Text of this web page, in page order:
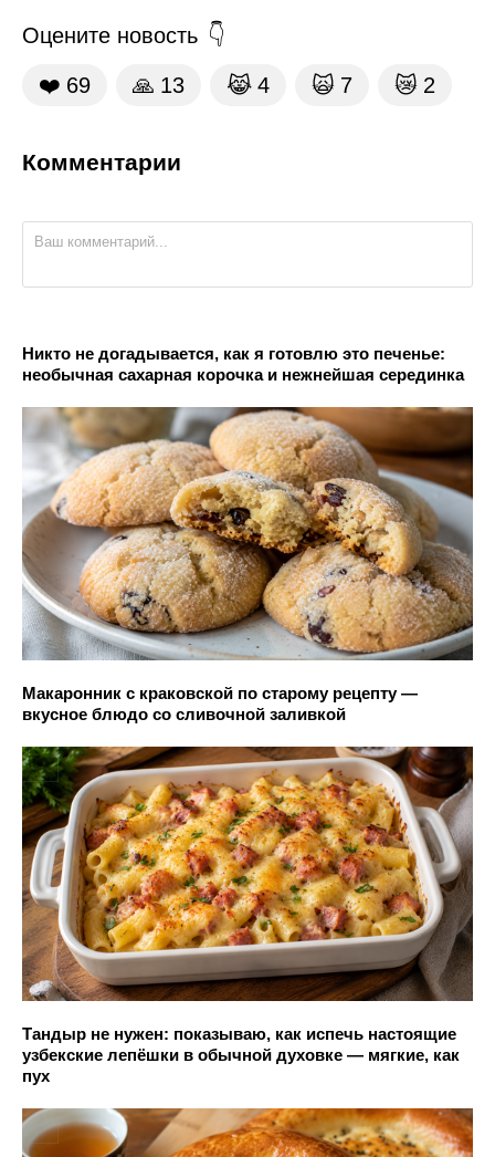
Оцените новость
❤️ 69 🙏 13 😹 4 🙀 7 😿 2
Комментарии
Никто не догадывается, как я готовлю это печенье:
необычная сахарная корочка и нежнейшая серединка
Макаронник с краковской по старому рецепту —
вкусное блюдо со сливочной заливкой
Тандыр не нужен: показываю, как испечь настоящие
узбекские лепёшки в обычной духовке — мягкие, как
пух